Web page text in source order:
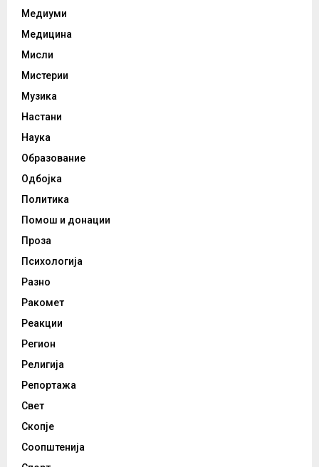
Медиуми
Медицина
Мисли
Мистерии
Музика
Настани
Наука
Образование
Одбојка
Политика
Помош и донации
Проза
Психологија
Разно
Ракомет
Реакции
Регион
Религија
Репортажа
Свет
Скопје
Соопштенија